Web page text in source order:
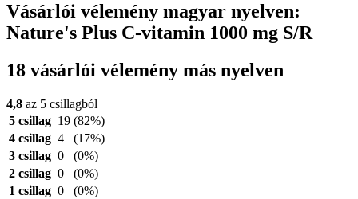
Vásárlói vélemény magyar nyelven:
Nature's Plus C-vitamin 1000 mg S/R
18 vásárlói vélemény más nyelven
4,8 az 5 csillagból
5 csillag 19 (82%)
4 csillag 4
(17%)
3 csillag 0
(0%)
2 csillag 0
(0%)
1 csillag 0 (0%)